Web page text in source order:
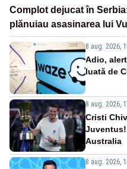
Complot dejucat în
plănuiau asasinarea lui
8 aug. 2026,
Adio,
luată de
8 aug. 2026,
Cristi
Australia
8 aug. 2026,